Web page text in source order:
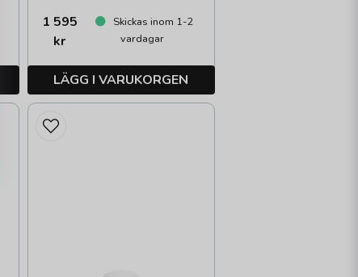
1 595
kr
Skickas inom 1-2
vardagar
LÄGG I VARUKORGEN